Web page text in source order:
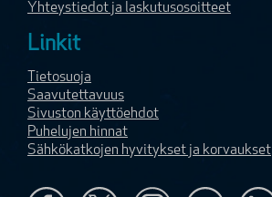
Yhteystiedot ja laskutusosoitteet
Linkit
Tietosuoja
Saavutettavuus
Sivuston käyttöehdot
Puhelujen hinnat
Sähkökatkojen hyvitykset ja korvaukset